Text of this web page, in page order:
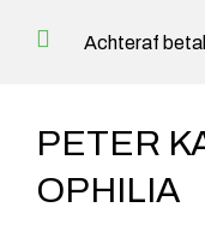
Achteraf
PETER
OPHILIA